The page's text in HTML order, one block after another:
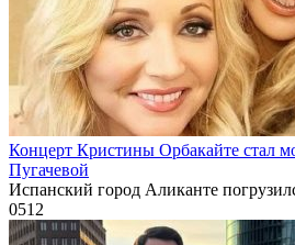
Концерт Кристины Орбакайте стал
Пугачевой
Испанский город Аликанте
0512